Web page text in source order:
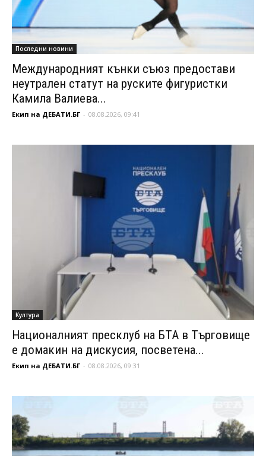
Последни новини
Международният кънки съюз предостави
неутрален статут на руските фигуристки
Камила Валиева...
Екип на ДЕБАТИ.БГ - 08.08.2026, 09:41
Култура
Националният пресклуб на БТА в Търговище
е домакин на дискусия, посветена...
Екип на ДЕБАТИ.БГ - 08.08.2026, 09:31